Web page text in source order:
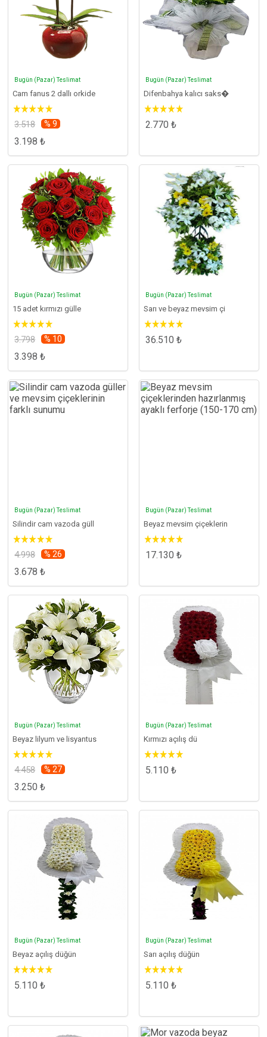
Bugün (Pazar) Teslimat
Cam fanus 2 dallı orkide
3.518 % 9
3.198 ₺
Bugün (Pazar) Teslimat
Difenbahya kalıcı saks�
2.770 ₺
Bugün (Pazar) Teslimat
15 adet kırmızı gülle
3.798 % 10
3.398 ₺
Bugün (Pazar) Teslimat
Sarı ve beyaz mevsim çi
36.510 ₺
Bugün (Pazar) Teslimat
Silindir cam vazoda güll
4.998 % 26
3.678 ₺
Bugün (Pazar) Teslimat
Beyaz mevsim çiçeklerin
17.130 ₺
Bugün (Pazar) Teslimat
Beyaz lilyum ve lisyantus
4.458 % 27
3.250 ₺
Bugün (Pazar) Teslimat
Kırmızı açılış dü
5.110 ₺
Bugün (Pazar) Teslimat
Beyaz açılış düğün
5.110 ₺
Bugün (Pazar) Teslimat
Sarı açılış düğün
5.110 ₺